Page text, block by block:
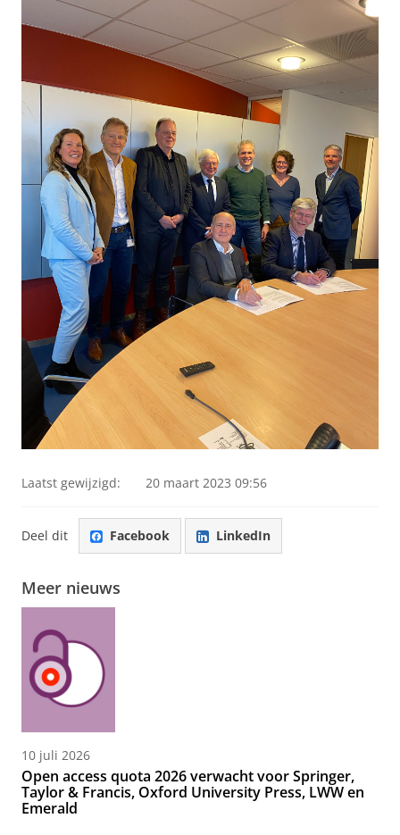
Laatst gewijzigd: 20 maart 2023 09:56
Deel dit Facebook LinkedIn
Meer nieuws
10 juli 2026
Open access quota 2026 verwacht voor Springer,
Taylor & Francis, Oxford University Press, LWW en
Emerald